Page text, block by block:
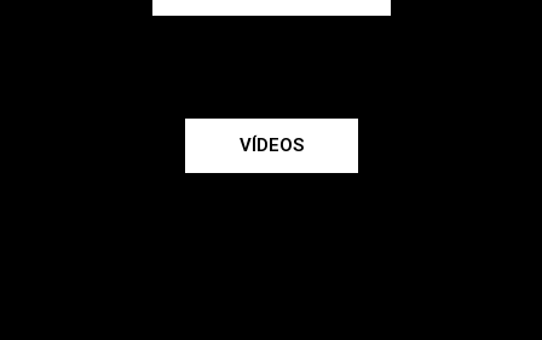
VÍDEOS